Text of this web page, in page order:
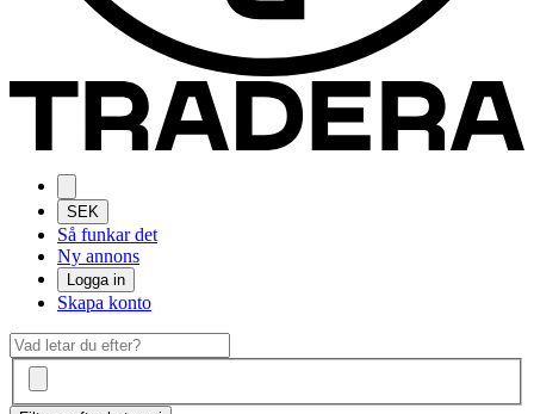
SEK
Så funkar det
Ny annons
Logga in
Skapa konto